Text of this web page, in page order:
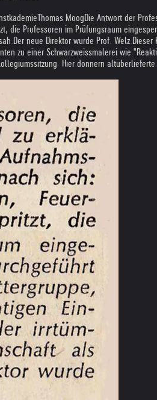
Thomas Moog Die Antwort der
die Professoren im Prüfungsraum
Der neue Direktor wurde Prof.
zu einer Schwarzweissmalerei wie
Hier donnern